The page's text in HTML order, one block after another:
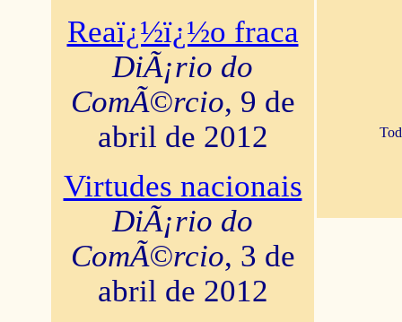
Reaï¿½ï¿½o fraca
DiÃ¡rio do
ComÃ©rcio, 9 de
abril de 2012
Virtudes nacionais
DiÃ¡rio do
ComÃ©rcio, 3 de
abril de 2012